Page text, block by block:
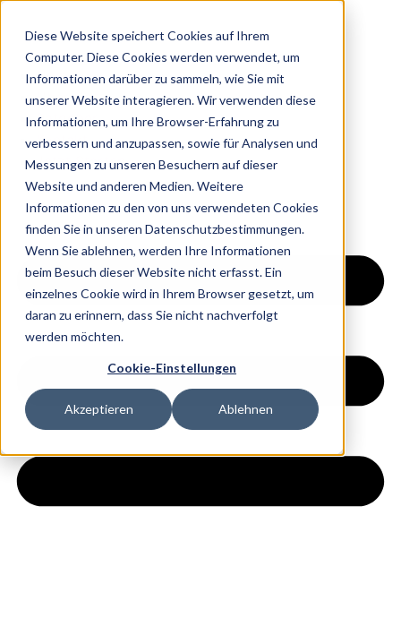
Diese Website speichert Cookies auf Ihrem
Computer. Diese Cookies werden verwendet, um
Informationen darüber zu sammeln, wie Sie mit
unserer Website interagieren. Wir verwenden diese
Informationen, um Ihre Browser-Erfahrung zu
verbessern und anzupassen, sowie für Analysen und
Messungen zu unseren Besuchern auf dieser
Website und anderen Medien. Weitere
Informationen zu den von uns verwendeten Cookies
finden Sie in unseren Datenschutzbestimmungen.
Wenn Sie ablehnen, werden Ihre Informationen
beim Besuch dieser Website nicht erfasst. Ein
einzelnes Cookie wird in Ihrem Browser gesetzt, um
daran zu erinnern, dass Sie nicht nachverfolgt
werden möchten.
Cookie-Einstellungen
Akzeptieren Ablehnen
Home
Über Uns
Ratgeber
Kontakt
Jetzt Starten